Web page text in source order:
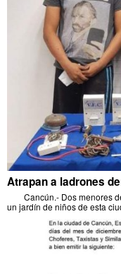
Atrapan a ladrones
Cancún.- Dos menores
un jardín de niños de esta